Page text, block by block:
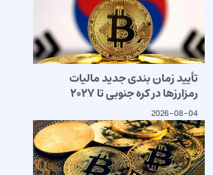
تأیید زمان بندی جدید مالیات
رمزارزها در کره جنوبی تا ۲۰۲۷
2026-08-04